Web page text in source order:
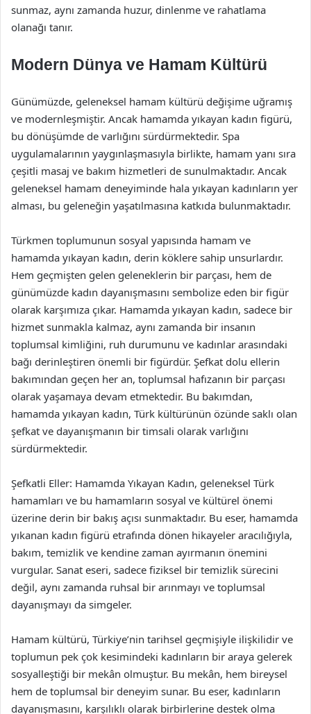
sunmaz, aynı zamanda huzur, dinlenme ve rahatlama
olanağı tanır.
Modern Dünya ve Hamam Kültürü
Günümüzde, geleneksel hamam kültürü değişime uğramış
ve modernleşmiştir. Ancak hamamda yıkayan kadın figürü,
bu dönüşümde de varlığını sürdürmektedir. Spa
uygulamalarının yaygınlaşmasıyla birlikte, hamam yanı sıra
çeşitli masaj ve bakım hizmetleri de sunulmaktadır. Ancak
geleneksel hamam deneyiminde hala yıkayan kadınların yer
alması, bu geleneğin yaşatılmasına katkıda bulunmaktadır.
Türkmen toplumunun sosyal yapısında hamam ve
hamamda yıkayan kadın, derin köklere sahip unsurlardır.
Hem geçmişten gelen geleneklerin bir parçası, hem de
günümüzde kadın dayanışmasını sembolize eden bir figür
olarak karşımıza çıkar. Hamamda yıkayan kadın, sadece bir
hizmet sunmakla kalmaz, aynı zamanda bir insanın
toplumsal kimliğini, ruh durumunu ve kadınlar arasındaki
bağı derinleştiren önemli bir figürdür. Şefkat dolu ellerin
bakımından geçen her an, toplumsal hafızanın bir parçası
olarak yaşamaya devam etmektedir. Bu bakımdan,
hamamda yıkayan kadın, Türk kültürünün özünde saklı olan
şefkat ve dayanışmanın bir timsali olarak varlığını
sürdürmektedir.
Şefkatli Eller: Hamamda Yıkayan Kadın, geleneksel Türk
hamamları ve bu hamamların sosyal ve kültürel önemi
üzerine derin bir bakış açısı sunmaktadır. Bu eser, hamamda
yıkanan kadın figürü etrafında dönen hikayeler aracılığıyla,
bakım, temizlik ve kendine zaman ayırmanın önemini
vurgular. Sanat eseri, sadece fiziksel bir temizlik sürecini
değil, aynı zamanda ruhsal bir arınmayı ve toplumsal
dayanışmayı da simgeler.
Hamam kültürü, Türkiye’nin tarihsel geçmişiyle ilişkilidir ve
toplumun pek çok kesimindeki kadınların bir araya gelerek
sosyalleştiği bir mekân olmuştur. Bu mekân, hem bireysel
hem de toplumsal bir deneyim sunar. Bu eser, kadınların
dayanışmasını, karşılıklı olarak birbirlerine destek olma